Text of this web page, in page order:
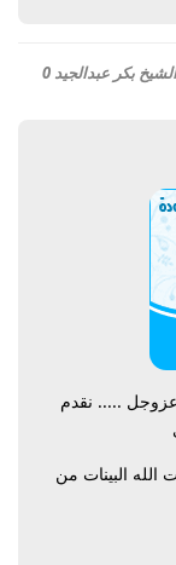
الشيخ محمــد جمــــــال شعبـــان فى عزاء شقيق الشيخ بكر عبدالجيد 0
عزوجل ..... نقدم
الله البينات من